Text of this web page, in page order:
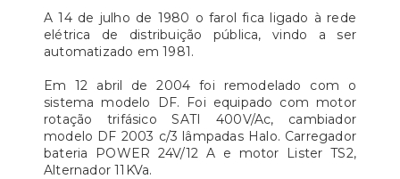
A 14 de julho de 1980 o farol fica ligado à rede
elétrica de distribuição pública, vindo a ser
automatizado em 1981.
Em 12 abril de 2004 foi remodelado com o
sistema modelo DF. Foi equipado com motor
rotação trifásico SATI 400V/Ac, cambiador
modelo DF 2003 c/3 lâmpadas Halo. Carregador
bateria POWER 24V/12 A e motor Lister TS2,
Alternador 11KVa.